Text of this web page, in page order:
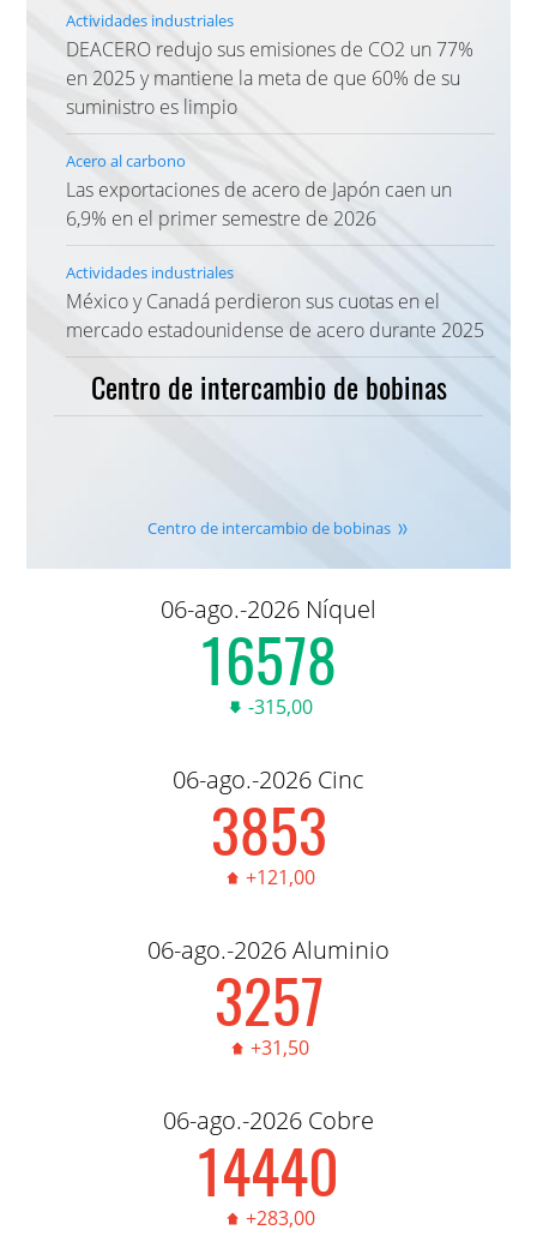
Actividades industriales
DEACERO redujo sus emisiones de CO2 un 77%
en 2025 y mantiene la meta de que 60% de su
suministro es limpio
Acero al carbono
Las exportaciones de acero de Japón caen un
6,9% en el primer semestre de 2026
Actividades industriales
México y Canadá perdieron sus cuotas en el
mercado estadounidense de acero durante 2025
Centro de intercambio de bobinas
Centro de intercambio de bobinas
06-ago.-2026 Níquel
16,590.00
-315,00
06-ago.-2026 Cinc
3,856.00
+121,00
06-ago.-2026 Aluminio
3,260.00
+31,50
06-ago.-2026 Cobre
14,450.00
+283,00